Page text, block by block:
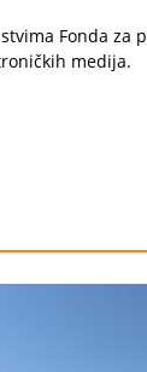
Fonda za
medija.